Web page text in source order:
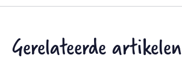
Gerelateerde artikelen